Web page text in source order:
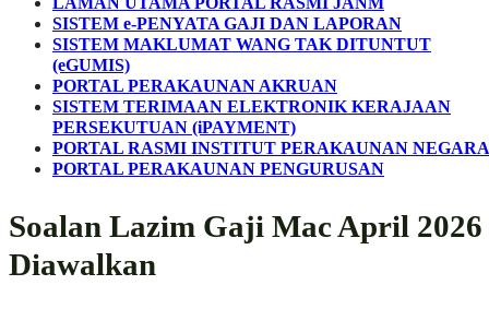
SISTEM e-PENYATA GAJI DAN LAPORAN
SISTEM MAKLUMAT WANG TAK DITUNTUT
(eGUMIS)
PORTAL PERAKAUNAN AKRUAN
SISTEM TERIMAAN ELEKTRONIK KERAJAAN
PERSEKUTUAN (iPAYMENT)
PORTAL RASMI INSTITUT PERAKAUNAN NEGARA
PORTAL PERAKAUNAN PENGURUSAN
Soalan Lazim Gaji Mac April 2026
Diawalkan